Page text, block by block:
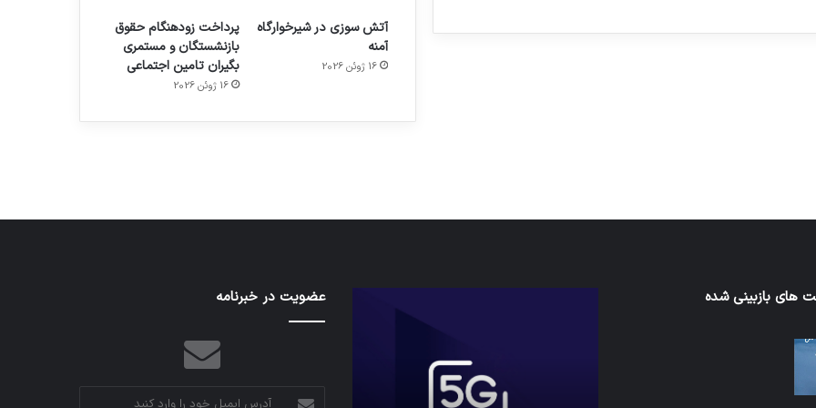
آتش سوزی در شیرخوارگاه
آمنه
16 ژوئن 2026
پرداخت زودهنگام حقوق
بازنشستگان و مستمری
بگیران تامین اجتماعی
16 ژوئن 2026
هدفون های 2023
های بازبینی شده عضویت در خبرنامه
آدرس